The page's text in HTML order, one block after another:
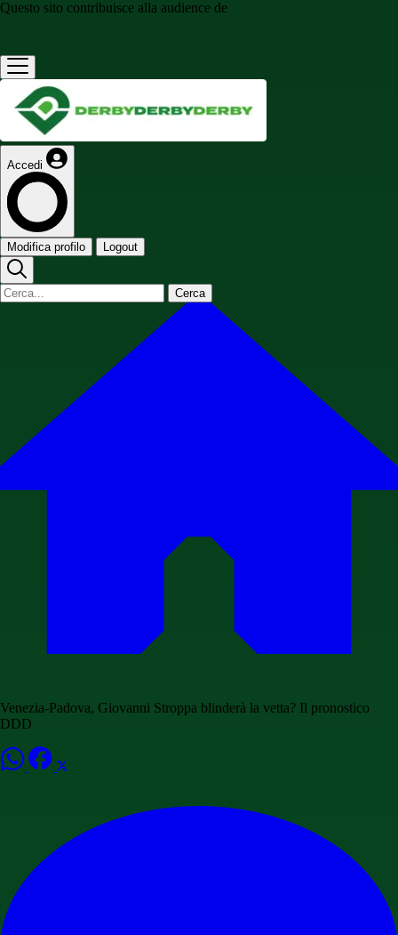
Questo sito contribuisce alla audience de
Accedi
Modifica profilo Logout
Cerca
Venezia-Padova, Giovanni Stroppa blinderà la vetta? Il pronostico
DDD